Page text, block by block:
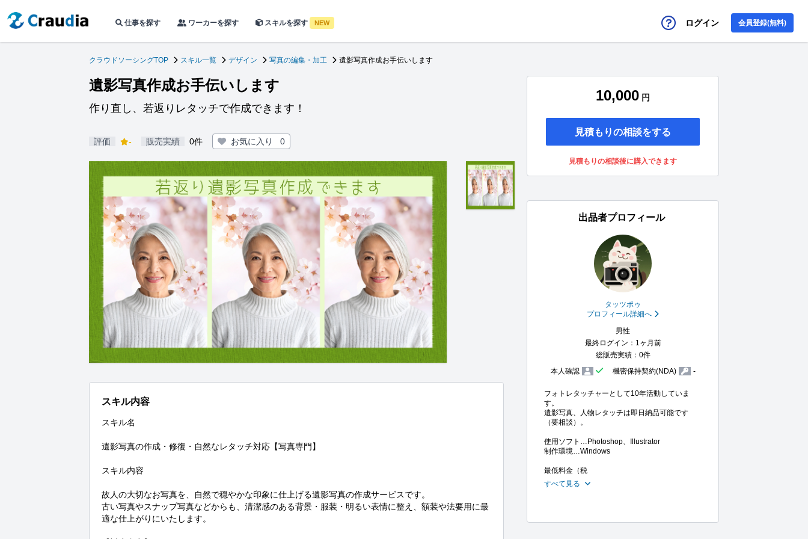
仕事を探す ワーカーを探す スキルを探す NEW ログイン 会員登録(無料)
クラウドソーシングTOP スキル一覧 デザイン 写真の編集・加工 遺影写真作成お手伝いします
遺影写真作成お手伝いします
作り直し、若返りレタッチで作成できます！
評価 - 販売実績 0件 お気に入り 0
スキル内容
スキル名
遺影写真の作成・修復・自然なレタッチ対応【写真専門】
スキル内容
故人の大切なお写真を、自然で穏やかな印象に仕上げる遺影写真の作成サービスです。
古い写真やスナップ写真などからも、清潔感のある背景・服装・明るい表情に整え、額装や法要用に最
適な仕上がりにいたします。
10,000 円
見積もりの相談をする
見積もりの相談後に購入できます
出品者プロフィール
タッツポゥ
プロフィール詳細へ
男性
最終ログイン：1ヶ月前
総販売実績：0件
本人確認
機密保持契約(NDA) -
フォトレタッチャーとして10年活動していま
す。
遺影写真、人物レタッチは即日納品可能です
（要相談）。
使用ソフト…Photoshop、Illustrator
制作環境…Windows
最低料金（税
すべて見る